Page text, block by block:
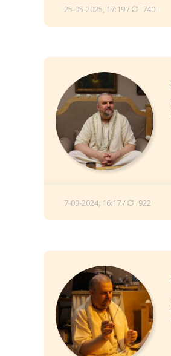
25-05-2025, 17:19 / 740
7-09-2024, 16:17 / 922